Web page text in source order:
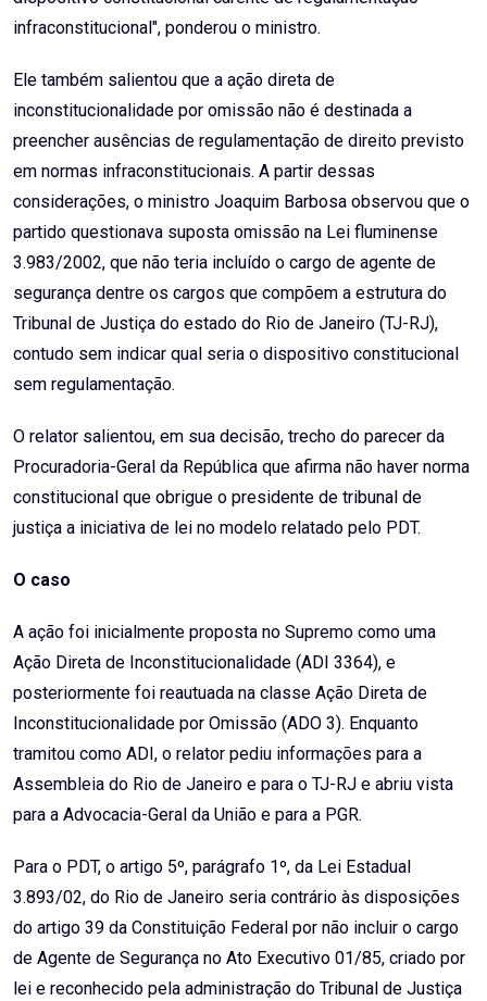
infraconstitucional", ponderou o ministro.
Ele também salientou que a ação direta de
inconstitucionalidade por omissão não é destinada a
preencher ausências de regulamentação de direito previsto
em normas infraconstitucionais. A partir dessas
considerações, o ministro Joaquim Barbosa observou que o
partido questionava suposta omissão na Lei fluminense
3.983/2002, que não teria incluído o cargo de agente de
segurança dentre os cargos que compõem a estrutura do
Tribunal de Justiça do estado do Rio de Janeiro (TJ-RJ),
contudo sem indicar qual seria o dispositivo constitucional
sem regulamentação.
O relator salientou, em sua decisão, trecho do parecer da
Procuradoria-Geral da República que afirma não haver norma
constitucional que obrigue o presidente de tribunal de
justiça a iniciativa de lei no modelo relatado pelo PDT.
O caso
A ação foi inicialmente proposta no Supremo como uma
Ação Direta de Inconstitucionalidade (ADI 3364), e
posteriormente foi reautuada na classe Ação Direta de
Inconstitucionalidade por Omissão (ADO 3). Enquanto
tramitou como ADI, o relator pediu informações para a
Assembleia do Rio de Janeiro e para o TJ-RJ e abriu vista
para a Advocacia-Geral da União e para a PGR.
Para o PDT, o artigo 5º, parágrafo 1º, da Lei Estadual
3.893/02, do Rio de Janeiro seria contrário às disposições
do artigo 39 da Constituição Federal por não incluir o cargo
de Agente de Segurança no Ato Executivo 01/85, criado por
lei e reconhecido pela administração do Tribunal de Justiça